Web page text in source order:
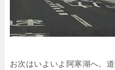
お次はいよいよ阿寒湖へ。